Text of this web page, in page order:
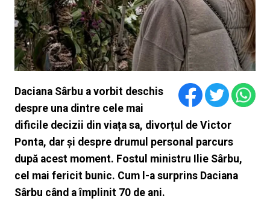
Daciana Sârbu a vorbit deschis
despre una dintre cele mai
dificile decizii din viața sa, divorțul de Victor
Ponta, dar și despre drumul personal parcurs
după acest moment. Fostul ministru Ilie Sârbu,
cel mai fericit bunic. Cum l-a surprins Daciana
Sârbu când a împlinit 70 de ani.